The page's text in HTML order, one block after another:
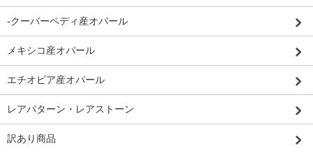
-クーバーペディ産オパール
メキシコ産オパール
エチオピア産オパール
レアパターン・レアストーン
訳あり商品